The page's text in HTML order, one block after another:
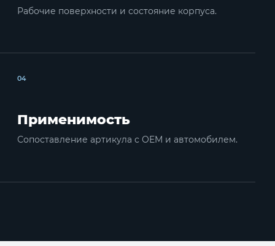
Рабочие поверхности и состояние корпуса.
04
Применимость
Сопоставление артикула с OEM и автомобилем.